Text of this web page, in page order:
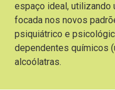
espaço ideal, utilizando
focada nos novos
psiquiátrico e
dependentes químicos
alcoólatras.